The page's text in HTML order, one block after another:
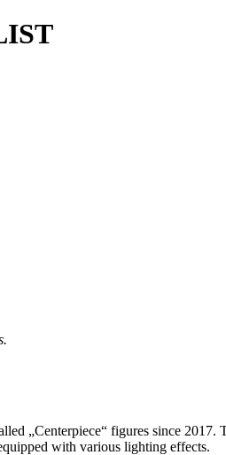
„Centerpiece“ figures since
with various lighting effects.